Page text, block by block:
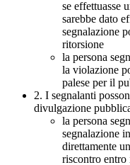
se effettuasse
sarebbe dato
segnalazione
ritorsione
la persona
la violazione
palese per il
2. I segnalanti
divulgazione
la persona
segnalazione
direttamente
riscontro